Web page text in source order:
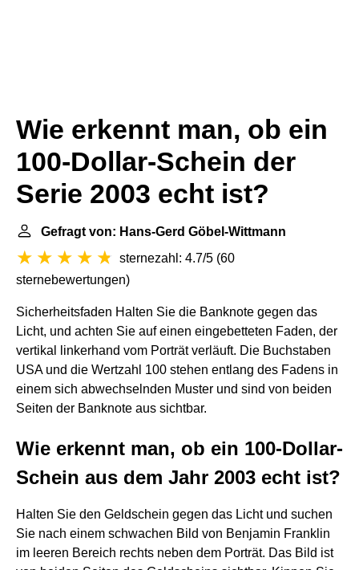
Wie erkennt man, ob ein
100-Dollar-Schein der
Serie 2003 echt ist?
Gefragt von: Hans-Gerd Göbel-Wittmann
sternezahl: 4.7/5 (60
sternebewertungen)
Sicherheitsfaden Halten Sie die Banknote gegen das
Licht, und achten Sie auf einen eingebetteten Faden, der
vertikal linkerhand vom Porträt verläuft. Die Buchstaben
USA und die Wertzahl 100 stehen entlang des Fadens in
einem sich abwechselnden Muster und sind von beiden
Seiten der Banknote aus sichtbar.
Wie erkennt man, ob ein 100-Dollar-
Schein aus dem Jahr 2003 echt ist?
Halten Sie den Geldschein gegen das Licht und suchen
Sie nach einem schwachen Bild von Benjamin Franklin
im leeren Bereich rechts neben dem Porträt. Das Bild ist